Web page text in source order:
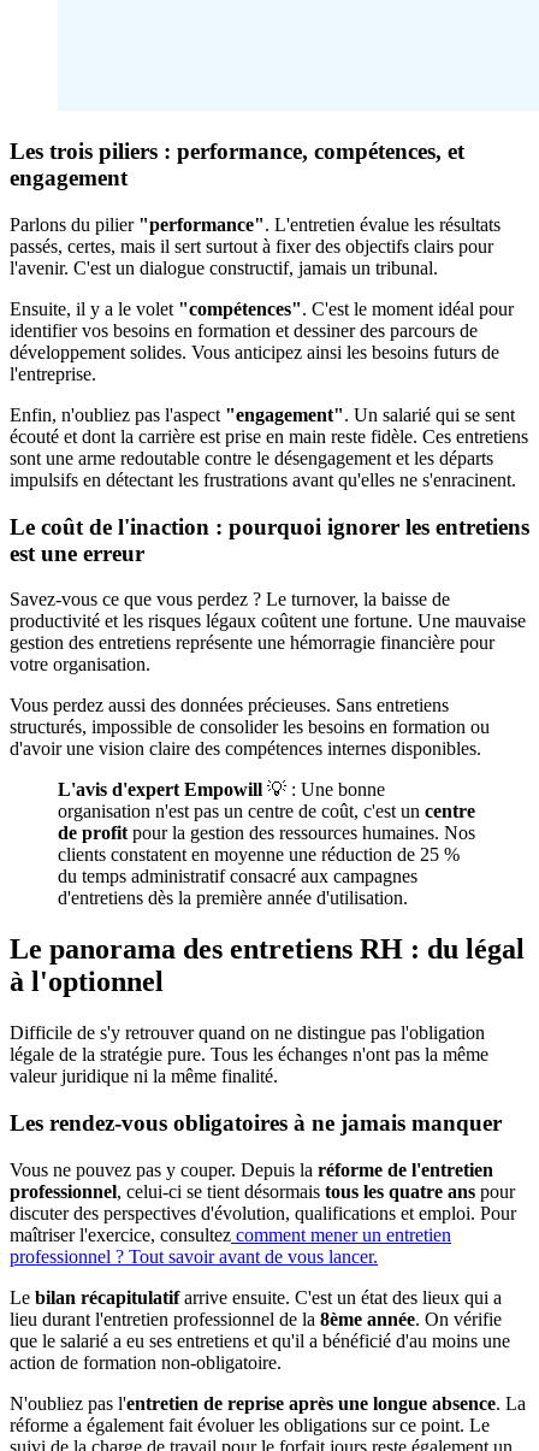
Les trois piliers : performance, compétences, et
engagement
Parlons du pilier "performance". L'entretien évalue les résultats
passés, certes, mais il sert surtout à fixer des objectifs clairs pour
l'avenir. C'est un dialogue constructif, jamais un tribunal.
Ensuite, il y a le volet "compétences". C'est le moment idéal pour
identifier vos besoins en formation et dessiner des parcours de
développement solides. Vous anticipez ainsi les besoins futurs de
l'entreprise.
Enfin, n'oubliez pas l'aspect "engagement". Un salarié qui se sent
écouté et dont la carrière est prise en main reste fidèle. Ces entretiens
sont une arme redoutable contre le désengagement et les départs
impulsifs en détectant les frustrations avant qu'elles ne s'enracinent.
Le coût de l'inaction : pourquoi ignorer les entretiens
est une erreur
Savez-vous ce que vous perdez ? Le turnover, la baisse de
productivité et les risques légaux coûtent une fortune. Une mauvaise
gestion des entretiens représente une hémorragie financière pour
votre organisation.
Vous perdez aussi des données précieuses. Sans entretiens
structurés, impossible de consolider les besoins en formation ou
d'avoir une vision claire des compétences internes disponibles.
L'avis d'expert Empowill 💡 : Une bonne
organisation n'est pas un centre de coût, c'est un centre
de profit pour la gestion des ressources humaines. Nos
clients constatent en moyenne une réduction de 25 %
du temps administratif consacré aux campagnes
d'entretiens dès la première année d'utilisation.
Le panorama des entretiens RH : du légal
à l'optionnel
Difficile de s'y retrouver quand on ne distingue pas l'obligation
légale de la stratégie pure. Tous les échanges n'ont pas la même
valeur juridique ni la même finalité.
Les rendez-vous obligatoires à ne jamais manquer
Vous ne pouvez pas y couper. Depuis la réforme de l'entretien
professionnel, celui-ci se tient désormais tous les quatre ans pour
discuter des perspectives d'évolution, qualifications et emploi. Pour
maîtriser l'exercice, consultez comment mener un entretien
professionnel ? Tout savoir avant de vous lancer.
Le bilan récapitulatifarrive ensuite. C'est un état des lieux qui a
lieu durant l'entretien professionnel de la 8ème année. On vérifie
que le salarié a eu ses entretiens et qu'il a bénéficié d'au moins une
action de formation non-obligatoire.
N'oubliez pas l'entretien de reprise après une longue absence. La
réforme a également fait évoluer les obligations sur ce point. Le
suivi de la charge de travail pour le forfait jours reste également un